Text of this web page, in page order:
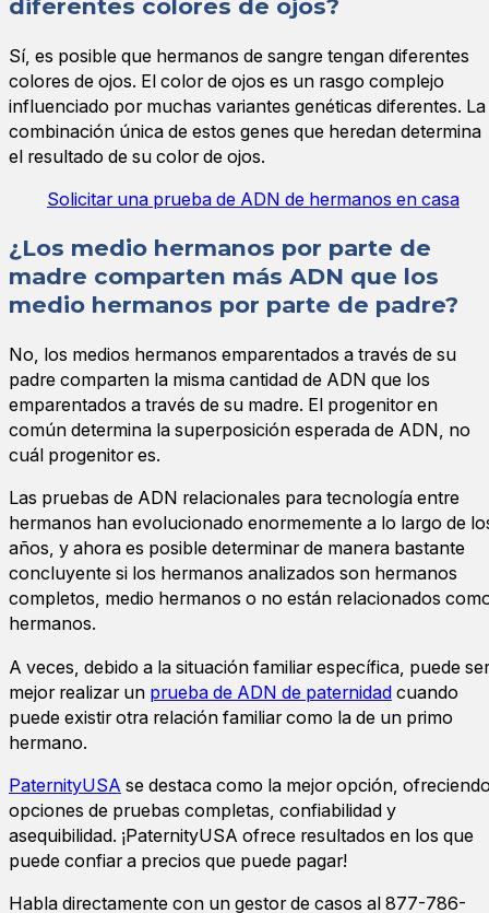
diferentes colores de ojos?
Sí, es posible que hermanos de sangre tengan diferentes
colores de ojos. El color de ojos es un rasgo complejo
influenciado por muchas variantes genéticas diferentes. La
combinación única de estos genes que heredan determina
el resultado de su color de ojos.
Solicitar una prueba de ADN de hermanos en casa
¿Los medio hermanos por parte de
madre comparten más ADN que los
medio hermanos por parte de padre?
No, los medios hermanos emparentados a través de su
padre comparten la misma cantidad de ADN que los
emparentados a través de su madre. El progenitor en
común determina la superposición esperada de ADN, no
cuál progenitor es.
Las pruebas de ADN relacionales para tecnología entre
hermanos han evolucionado enormemente a lo largo de
años, y ahora es posible determinar de manera bastante
concluyente si los hermanos analizados son hermanos
completos, medio hermanos o no están relacionados
hermanos.
A veces, debido a la situación familiar específica, puede ser
mejor realizar un prueba de ADN de paternidad cuando
puede existir otra relación familiar como la de un primo
hermano.
PaternityUSA se destaca como la mejor opción,
opciones de pruebas completas, confiabilidad y
asequibilidad. ¡PaternityUSA ofrece resultados en los que
puede confiar a precios que puede pagar!
Habla directamente con un gestor de casos al 877-786-